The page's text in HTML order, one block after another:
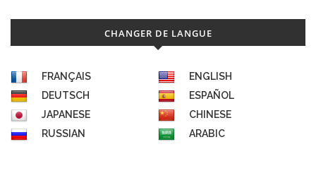
CHANGER DE LANGUE
FRANÇAIS
ENGLISH
DEUTSCH
ESPAÑOL
JAPANESE
CHINESE
RUSSIAN
ARABIC